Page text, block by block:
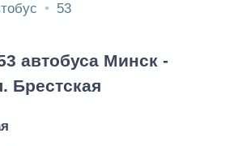
53
автобуса Минск -
Брестская